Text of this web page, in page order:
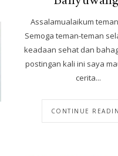
Assalamualaikum
Semoga teman-teman
keadaan sehat dan
postingan kali ini saya
cerita...
CONTINUE